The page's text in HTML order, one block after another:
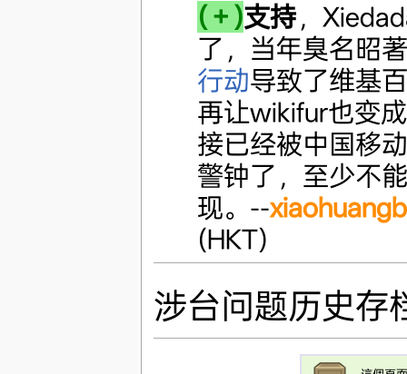
(＋)支持，
了，当年臭名昭
行动导致了维基
再让wikifur也变
接已经被中国移
警钟了，至少不
现。--
(HKT)
涉台问题历史存